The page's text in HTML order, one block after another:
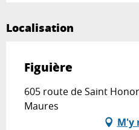
Localisation
Figuière
605 route de Saint
Maures
M'y